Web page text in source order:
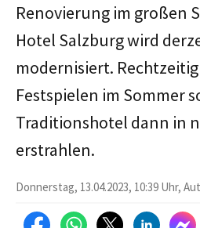
Renovierung im großen
Hotel Salzburg wird
modernisiert.
Festspielen im Sommer
Traditionshotel dann in
erstrahlen.
Donnerstag, 13.04.2023, 10:39 Uhr,